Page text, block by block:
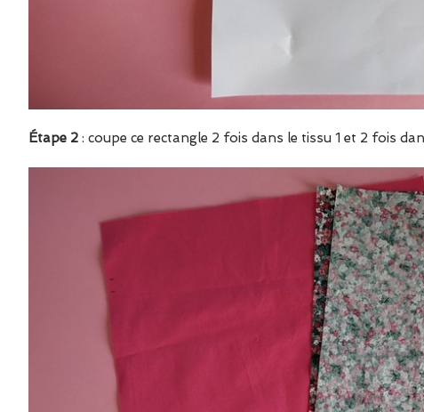
Étape 2: coupe ce rectangle 2 fois dans le tissu 1 et 2 fois